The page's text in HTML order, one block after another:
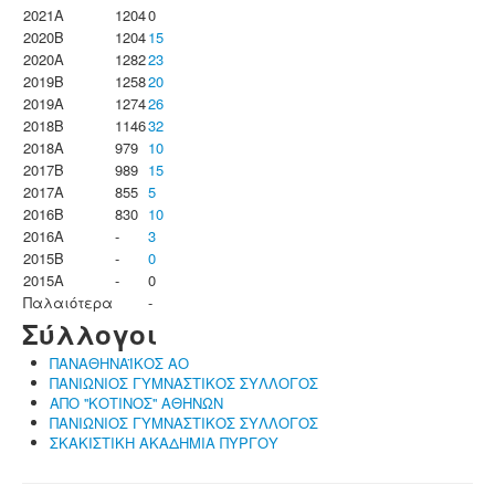
2021A
12040
2020B
120415
2020A
128223
2019B
125820
2019A
127426
2018B
114632
2018A
979 10
2017B
989 15
2017A
855 5
2016B
830 10
2016A
-
3
2015B
-
0
2015A
-
0
Παλαιότερα
-
Σύλλογοι
ΠΑΝΑΘΗΝΑΪΚΟΣ ΑΟ
ΠΑΝΙΩΝΙΟΣ ΓΥΜΝΑΣΤΙΚΟΣ ΣΥΛΛΟΓΟΣ
ΑΠΟ ''ΚΟΤΙΝΟΣ'' ΑΘΗΝΩΝ
ΠΑΝΙΩΝΙΟΣ ΓΥΜΝΑΣΤΙΚΟΣ ΣΥΛΛΟΓΟΣ
ΣΚΑΚΙΣΤΙΚΗ ΑΚΑΔΗΜΙΑ ΠΥΡΓΟΥ